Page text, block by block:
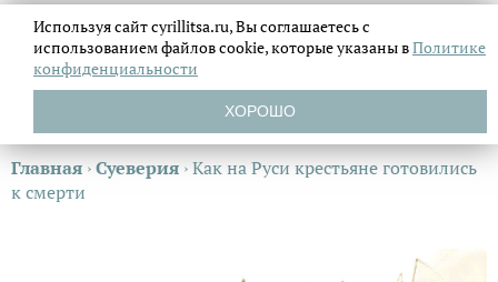
Главная ›Суеверия ›Как на Руси крестьяне готовились
к смерти
Используя сайт cyrillitsa.ru, Вы соглашаетесь с
использованием файловcookie, которые указаны вПолитике
конфиденциальности
ХОРОШО